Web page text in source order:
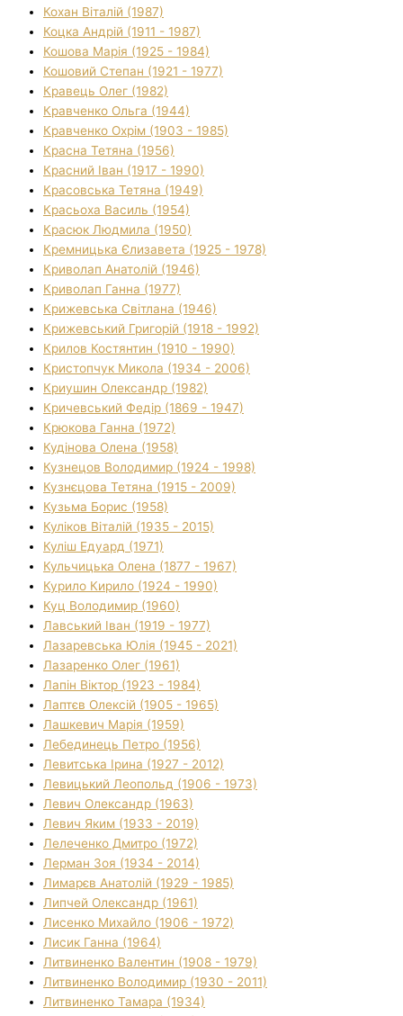
Кохан Віталій (1987)
Коцка Андрій (1911 - 1987)
Кошова Марія (1925 - 1984)
Кошовий Степан (1921 - 1977)
Кравець Олег (1982)
Кравченко Ольга (1944)
Кравченко Охрім (1903 - 1985)
Красна Тетяна (1956)
Красний Іван (1917 - 1990)
Красовська Тетяна (1949)
Красьоха Василь (1954)
Красюк Людмила (1950)
Кремницька Єлизавета (1925 - 1978)
Криволап Анатолій (1946)
Криволап Ганна (1977)
Крижевська Світлана (1946)
Крижевський Григорій (1918 - 1992)
Крилов Костянтин (1910 - 1990)
Кристопчук Микола (1934 - 2006)
Криушин Олександр (1982)
Кричевський Федір (1869 - 1947)
Крюкова Ганна (1972)
Кудінова Олена (1958)
Кузнецов Володимир (1924 - 1998)
Кузнєцова Тетяна (1915 - 2009)
Кузьма Борис (1958)
Куліков Віталій (1935 - 2015)
Куліш Едуард (1971)
Кульчицька Олена (1877 - 1967)
Курило Кирило (1924 - 1990)
Куц Володимир (1960)
Лавський Іван (1919 - 1977)
Лазаревська Юлія (1945 - 2021)
Лазаренко Олег (1961)
Лапін Віктор (1923 - 1984)
Лаптєв Олексій (1905 - 1965)
Лашкевич Марія (1959)
Лебединець Петро (1956)
Левитська Ірина (1927 - 2012)
Левицький Леопольд (1906 - 1973)
Левич Олександр (1963)
Левич Яким (1933 - 2019)
Лелеченко Дмитро (1972)
Лерман Зоя (1934 - 2014)
Лимарєв Анатолій (1929 - 1985)
Липчей Олександр (1961)
Лисенко Михайло (1906 - 1972)
Лисик Ганна (1964)
Литвиненко Валентин (1908 - 1979)
Литвиненко Володимир (1930 - 2011)
Литвиненко Тамара (1934)